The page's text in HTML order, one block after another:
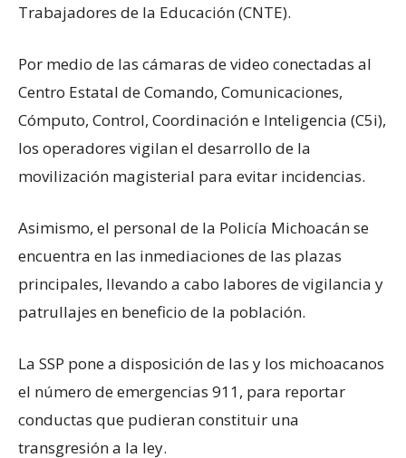
Trabajadores de la Educación (CNTE).
Por medio de las cámaras de video conectadas al
Centro Estatal de Comando, Comunicaciones,
Cómputo, Control, Coordinación e Inteligencia (C5i),
los operadores vigilan el desarrollo de la
movilización magisterial para evitar incidencias.
Asimismo, el personal de la Policía Michoacán se
encuentra en las inmediaciones de las plazas
principales, llevando a cabo labores de vigilancia y
patrullajes en beneficio de la población.
La SSP pone a disposición de las y los michoacanos
el número de emergencias 911, para reportar
conductas que pudieran constituir una
transgresión a la ley.